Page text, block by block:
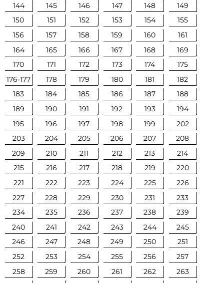
144
145 146 147 148
149
150
151 152 153 154
155
156
157 158 159 160
161
164
165 166 167 168
169
170
171 172 173 174
175
176-177
178 179 180 181
182
183
184 185 186 187
188
189
190 191 192 193
194
195
196 197 198 199
202
203
204 205 206 207
208
209
210 211 212 213
214
215
216 217 218 219
220
221
222 223 224 225
226
227
228 229 230 231
233
234
235 236 237 238
239
240
241 242 243 244
245
246
247 248 249 250
251
252
253 254 255 256
257
258
259 260 261 262
263